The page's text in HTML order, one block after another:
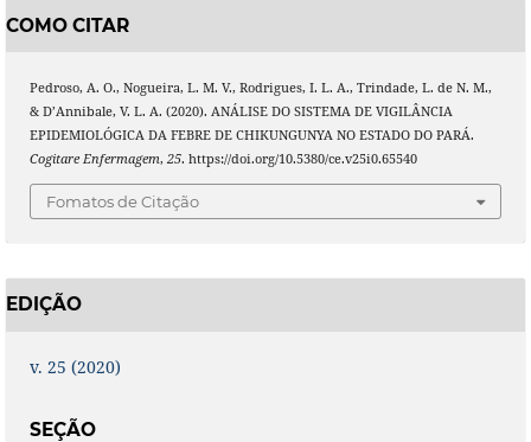
COMO CITAR
Pedroso, A. O., Nogueira, L. M. V., Rodrigues, I. L. A., Trindade, L. de N. M.,
& D’Annibale, V. L. A. (2020). ANÁLISE DO SISTEMA DE VIGILÂNCIA
EPIDEMIOLÓGICA DA FEBRE DE CHIKUNGUNYA NO ESTADO DO PARÁ.
Cogitare Enfermagem, 25. https://doi.org/10.5380/ce.v25i0.65540
Fomatos de Citação
EDIÇÃO
v. 25 (2020)
SEÇÃO